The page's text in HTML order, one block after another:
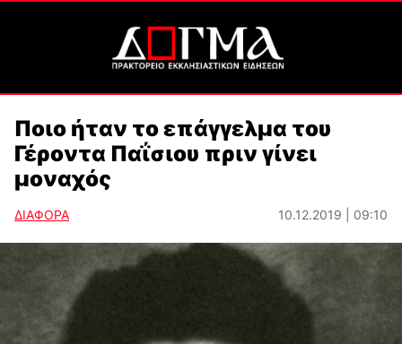
Ποιο ήταν το επάγγελμα του
Γέροντα Παΐσιου πριν γίνει
μοναχός
ΔΙΑΦΟΡΑ 10.12.2019 | 09:10